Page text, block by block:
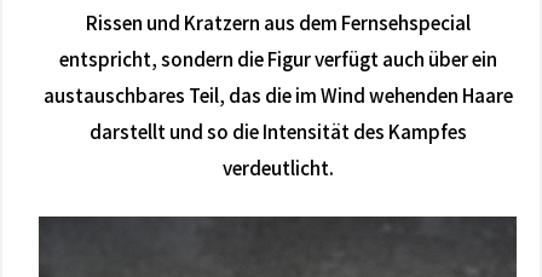
Rissen und Kratzern aus dem Fernsehspecial
entspricht, sondern die Figur verfügt auch über ein
austauschbares Teil, das die im Wind wehenden Haare
darstellt und so die Intensität des Kampfes
verdeutlicht.